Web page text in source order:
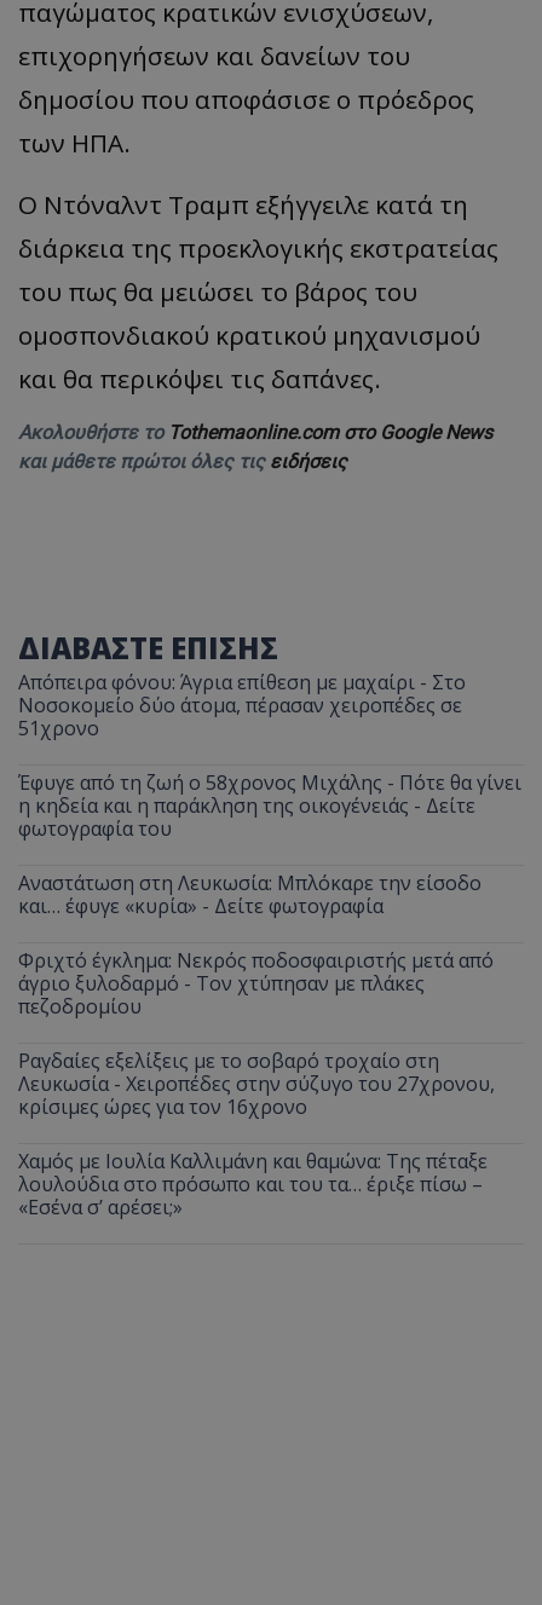
παγώματος κρατικών ενισχύσεων,
επιχορηγήσεων και δανείων του
δημοσίου που αποφάσισε ο πρόεδρος
των ΗΠΑ.
Ο Ντόναλντ Τραμπ εξήγγειλε κατά τη
διάρκεια της προεκλογικής εκστρατείας
του πως θα μειώσει το βάρος του
ομοσπονδιακού κρατικού μηχανισμού
και θα περικόψει τις δαπάνες.
Ακολουθήστε το Tothemaonline.com στο Google News
και μάθετε πρώτοι όλες τις ειδήσεις
ΔΙΑΒΑΣΤΕ ΕΠΙΣΗΣ
Απόπειρα φόνου: Άγρια επίθεση με μαχαίρι - Στο
Νοσοκομείο δύο άτομα, πέρασαν χειροπέδες σε
51χρονο
Έφυγε από τη ζωή ο 58χρονος Μιχάλης - Πότε θα γίνει
η κηδεία και η παράκληση της οικογένειάς - Δείτε
φωτογραφία του
Αναστάτωση στη Λευκωσία: Μπλόκαρε την είσοδο
και… έφυγε «κυρία» - Δείτε φωτογραφία
Φριχτό έγκλημα: Νεκρός ποδοσφαιριστής μετά από
άγριο ξυλοδαρμό - Τον χτύπησαν με πλάκες
πεζοδρομίου
Ραγδαίες εξελίξεις με το σοβαρό τροχαίο στη
Λευκωσία - Χειροπέδες στην σύζυγο του 27χρονου,
κρίσιμες ώρες για τον 16χρονο
Χαμός με Ιουλία Καλλιμάνη και θαμώνα: Της πέταξε
λουλούδια στο πρόσωπο και του τα… έριξε πίσω –
«Εσένα σ’ αρέσει;»